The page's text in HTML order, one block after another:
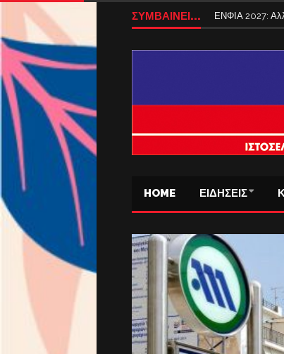
ΣΥΜΒΑΙΝΕΙ... ΕΝΦΙΑ 2027:
HOME ΕΙΔΗΣΕΙΣ